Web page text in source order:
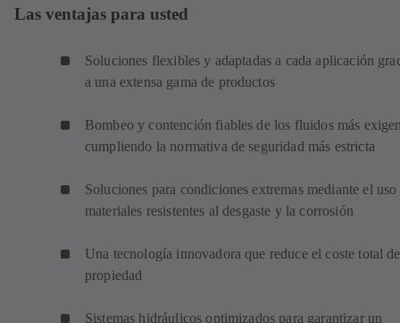
Las ventajas para usted
Soluciones flexibles y adaptadas a cada aplicación
a una extensa gama de productos
Bombeo y contención fiables de los fluidos más
cumpliendo la normativa de seguridad más estricta
Soluciones para condiciones extremas mediante el uso
materiales resistentes al desgaste y la corrosión
Una tecnología innovadora que reduce el coste total de
propiedad
Sistemas hidráulicos optimizados para garantizar un